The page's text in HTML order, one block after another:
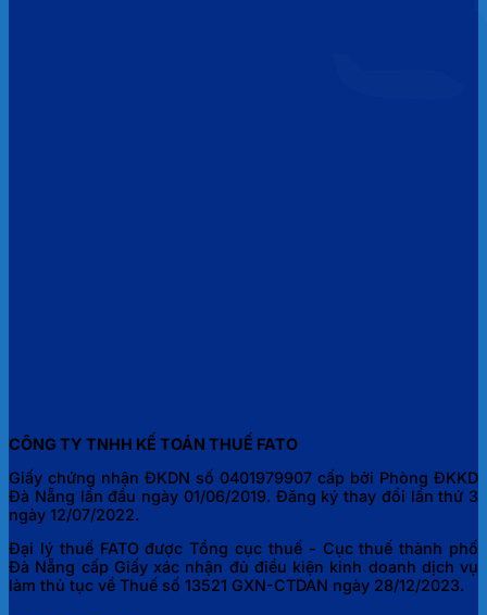
CÔNG TY TNHH KẾ TOÁN THUẾ FATO
Giấy chứng nhận ĐKDN số 0401979907 cấp bởi Phòng ĐKKD
Đà Nẵng lần đầu ngày 01/06/2019. Đăng ký thay đổi lần thứ 3
ngày 12/07/2022.
Đại lý thuế FATO được Tổng cục thuế - Cục thuế thành phố
Đà Nẵng cấp Giấy xác nhận đủ điều kiện kinh doanh dịch vụ
làm thủ tục về Thuế số 13521 GXN-CTDAN ngày 28/12/2023.